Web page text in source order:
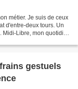
métier. Je suis de ceux
d'entre-deux tours. Un
Libre, mon quotidien
gestuels